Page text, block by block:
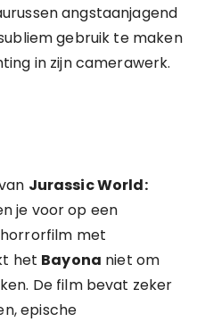
angstaanjagend
gebruik te maken
in zijn camerawerk.
Jurassic World:
je voor op een
met
het Bayona niet om
De film bevat zeker
epische